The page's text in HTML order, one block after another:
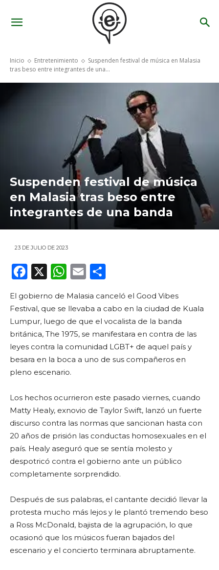
Inicio Entretenimiento
Suspenden festival de música en Malasia
tras beso entre integrantes de una...
Suspenden festival de música
en Malasia tras beso entre
integrantes de una banda
23 DE JULIO DE 2023
F
c
e
b
o
o
k
X
W
a
ts
A
p
p
E
ai
l
m
p
ar
ti
r
El gobierno de Malasia canceló el Good Vibes
Festival, que se llevaba a cabo en la ciudad de Kuala
Lumpur, luego de que el vocalista de la banda
británica, The 1975, se manifestara en contra de las
leyes contra la comunidad LGBT+ de aquel país y
besara en la boca a uno de sus compañeros en
pleno escenario.
Los hechos ocurrieron este pasado viernes, cuando
Matty Healy, exnovio de Taylor Swift, lanzó un fuerte
discurso contra las normas que sancionan hasta con
20 años de prisión las conductas homosexuales en el
país. Healy aseguró que se sentía molesto y
despotricó contra el gobierno ante un público
completamente sorprendido.
Después de sus palabras, el cantante decidió llevar la
protesta mucho más lejos y le plantó tremendo beso
a Ross McDonald, bajista de la agrupación, lo que
ocasionó que los músicos fueran bajados del
escenario y el concierto terminara abruptamente.